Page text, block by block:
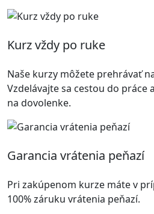
Kurz vždy po ruke
Naše kurzy môžete prehrávať
Vzdelávajte sa cestou do práce
na dovolenke.
Garancia vrátenia peňazí
Pri zakúpenom kurze máte v
100% záruku vrátenia peňazí.